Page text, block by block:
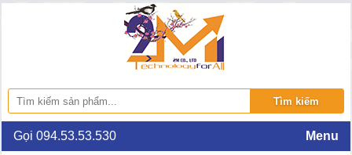
Gọi 094.53.53.530 Menu